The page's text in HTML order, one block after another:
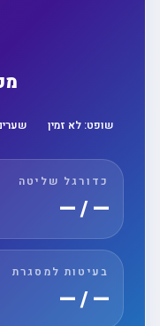
שופט:לא זמין שערים:
כדורגל שליטה
— / —
בעיטות למסגרת
— / —